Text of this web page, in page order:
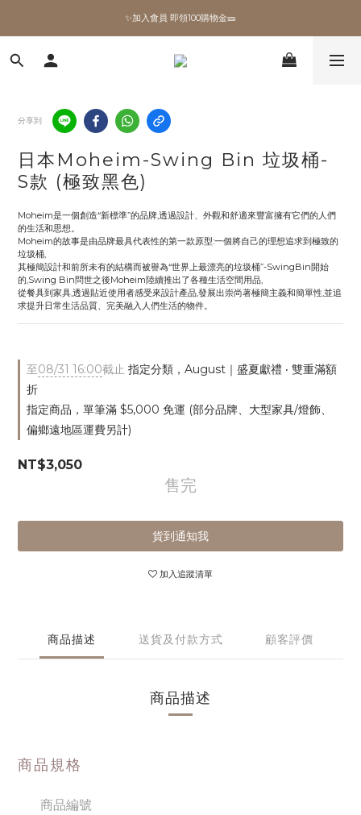
✨加入會員 即領100購物金🎫
✨加入會員 即領100購物金🎫
全館滿額現折🔥
✨加入會員 即領100購物金🎫
分享到
日本Moheim-Swing Bin 垃圾桶-
S款 (極致黑色)
Moheim是一個創造“新標準”的品牌,透過設計、外觀和舒適來豐富擁有它們的人們
的生活和思想。
Moheim的故事是由品牌最具代表性的第一款原型:一個將自己的理想追求到極致的
垃圾桶,
其極簡設計和前所未有的結構而被譽為“世界上最漂亮的垃圾桶”-SwingBin開始
的,Swing Bin問世之後Moheim陸續推出了各種生活空間用品,
從餐具到家具,透過貼近使用者感受來設計產品,發展出崇尚著極簡主義和簡單性,並追
求提升日常生活品質、完美融入人們生活的物件。
至08/31 16:00截止 指定分類，August｜盛夏獻禮 ‧ 雙重滿額
折
指定商品，單筆滿 $5,000 免運 (部分品牌、大型家具/燈飾、
偏鄉遠地區運費另計)
NT$3,050
售完
貨到通知我
加入追蹤清單
商品描述 送貨及付款方式 顧客評價
商品描述
商品規格
商品編號